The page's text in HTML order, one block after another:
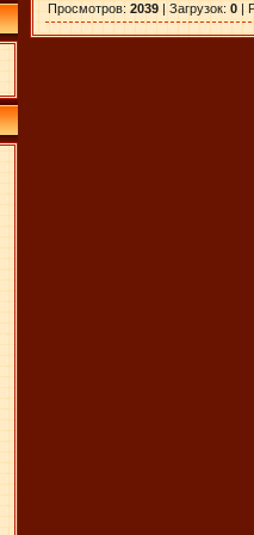
Просмотров: 2039 | Загрузок: 0 |